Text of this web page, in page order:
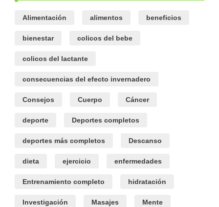
Alimentación alimentos beneficios
bienestar colicos del bebe
colicos del lactante
consecuencias del efecto invernadero
Consejos Cuerpo Cáncer
deporte Deportes completos
deportes más completos Descanso
dieta ejercicio enfermedades
Entrenamiento completo hidratación
Investigación Masajes Mente